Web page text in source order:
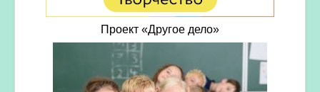
Проект «Другое дело»